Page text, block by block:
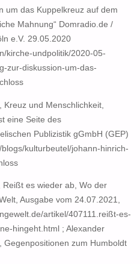
um das Kuppelkreuz auf dem
Mahnung“ Domradio.de /
e.V. 29.05.2020
kirche-undpolitik/2020-05-
zur-diskussion-um-das-
und Menschlichkeit,
eine Seite des
Publizistik gGmbH (GEP)
kulturbeutel/johann-hinrich-
Reißt es wieder ab, Wo der
Ausgabe vom 24.07.2021,
artikel/407111.reißt-es-
hingeht.html ; Alexander
Gegenpositionen zum Humboldt